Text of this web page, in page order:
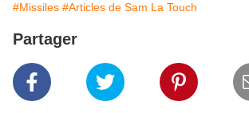
#Missiles #Articles de Sam La Touch
Partager